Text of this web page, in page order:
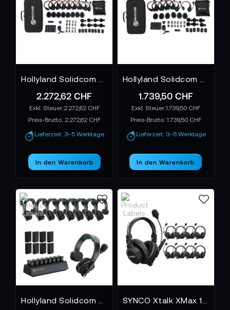
moderne Produktionen verlangen.
2.272,62 CHF
2.272,62 CHF
Preis-Brutto: 2.272,62 CHF
Lieferzeit: 3–5 Werktage
In den Warenkorb
1.739,50 CHF
1.739,50 CHF
Preis-Brutto: 1.739,50 CHF
Lieferzeit: 3–5 Werktage
In den Warenkorb